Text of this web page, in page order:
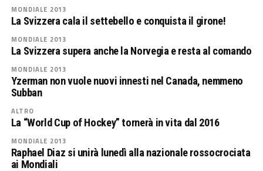
MONDIALE 2013
La Svizzera cala il settebello e conquista il girone!
MONDIALE 2013
La Svizzera supera anche la Norvegia e resta al comando
MONDIALE 2013
Yzerman non vuole nuovi innesti nel Canada, nemmeno
Subban
ALTRO
La “World Cup of Hockey” tornerà in vita dal 2016
MONDIALE 2013
Raphael Diaz si unirà lunedì alla nazionale rossocrociata
ai Mondiali